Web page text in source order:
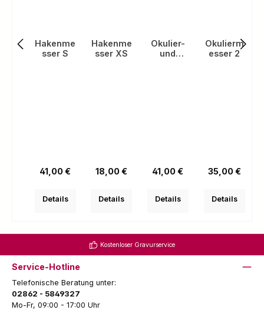
Hakenme
sser S
Regulärer Preis:
41,00 €
Details
Hakenme
sser XS
Regulärer Preis:
18,00 €
Details
Okulier-
und
Regulärer Preis:
41,00 €
Details
Okulierm
esser 2
Regulärer
35,00 €
Details
Kostenloser Gravurservice
Service-Hotline
Telefonische Beratung unter:
02862 - 5849327
Mo-Fr, 09:00 - 17:00 Uhr